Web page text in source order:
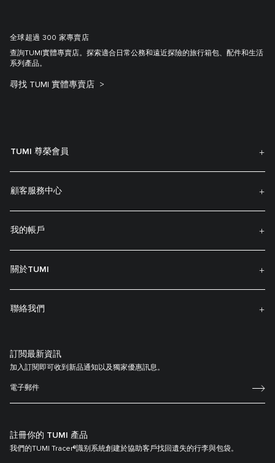
全球超過 300 家專賣店
查詢TUMI實體專賣店。探索適合日常公務和遠近探險的旅行箱包、配件和生活
系列產品。
尋找 TUMI 實體專賣店
TUMI 尊榮會員
顧客服務中心
我的帳戶
關於TUMI
聯絡我們
訂閲最新資訊
加入訂閱即可收到新品通知以及獨家優惠訊息。
註冊你的 TUMI 產品
我們的TUMI Tracer®識别系統創建於協助客戶找回遺失的行李與包袋。